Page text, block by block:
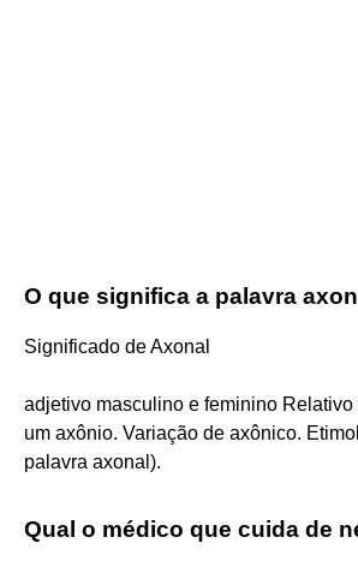
O que significa a palavra
Significado de Axonal
adjetivo masculino e feminino Relativo
um axônio. Variação de axônico.
palavra axonal).
Qual o médico que cuida de